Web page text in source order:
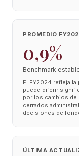
PROMEDIO
0,9%
Benchmark
El FY2024 refleja
puede diferir
por los cambios
cerrados
decisiones de
ÚLTIMA